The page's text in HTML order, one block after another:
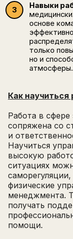
Навыки
основе
только
но и
атмосферы.
Как научиться
Работа в сфере
сопряжена со
и
Научиться
высокую
ситуациях
физические
менеджмента.
получать
помощи.